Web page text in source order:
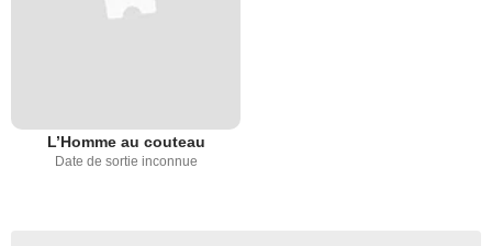
L’Homme au couteau
Date de sortie inconnue